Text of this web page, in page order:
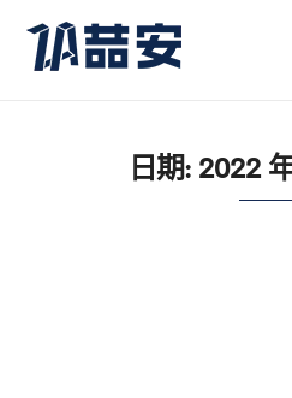
日期: 2022